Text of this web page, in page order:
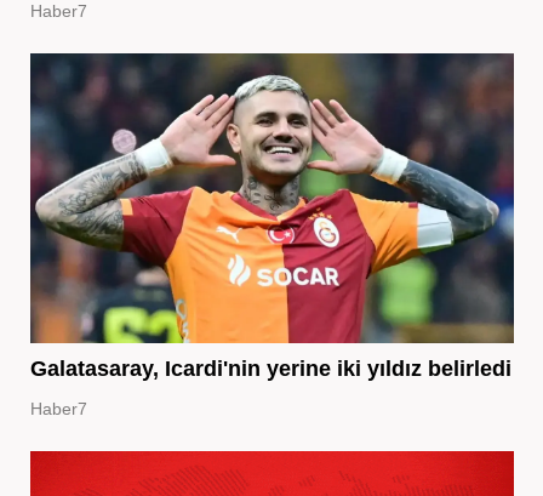
Haber7
Galatasaray, Icardi'nin yerine iki yıldız belirledi
Haber7